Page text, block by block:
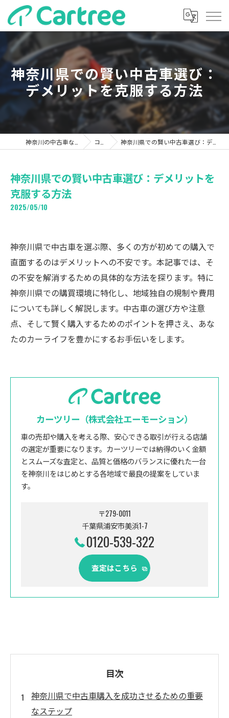
神奈川県での賢い中古車選び：
デメリットを克服する方法
コラム 神奈川県での賢い中古車選び：デメリットを克服する方法
神奈川県での賢い中古車選び：デメリットを
克服する方法
2025/05/10
神奈川県で中古車を選ぶ際、多くの方が初めての購入で
直面するのはデメリットへの不安です。本記事では、そ
の不安を解消するための具体的な方法を探ります。特に
神奈川県での購買環境に特化し、地域独自の規制や費用
についても詳しく解説します。中古車の選び方や注意
点、そして賢く購入するためのポイントを押さえ、あな
たのカーライフを豊かにするお手伝いをします。
カーツリー（株式会社エーモーション）
車の売却や購入を考える際、安心できる取引が行える店舗
の選定が重要になります。カーツリーでは納得のいく金額
とスムーズな査定と、品質と価格のバランスに優れた一台
を神奈川をはじめとする各地域で最良の提案をしていま
す。
〒279-0011
千葉県浦安市美浜1-7
0120-539-322
査定はこちら
目次
神奈川県で中古車購入を成功させるための重要
なステップ